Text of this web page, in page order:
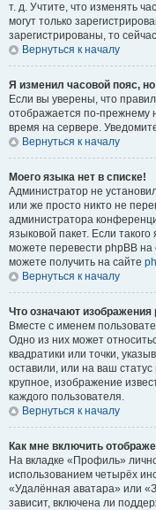
т. д. Учтите, что изменять
могут только
зарегистрированы, то
Вернуться к началу
Я изменил часовой пояс,
Если вы уверены, что
отображается по-прежнему
время на сервере.
Вернуться к началу
Моего языка нет в списке!
Администратор не
или же просто никто не
администратора
языковой пакет. Если
можете перевести phpBB
можете получить на сайте
Вернуться к началу
Что означают
Вместе с именем
Одно из них может
квадратики или точки,
оставили, или на ваш
крупное, изображение
каждого пользователя.
Вернуться к началу
Как мне включить
На вкладке «Профиль»
использованием четырёх
«Удалённая аватара» или
зависит, включена ли